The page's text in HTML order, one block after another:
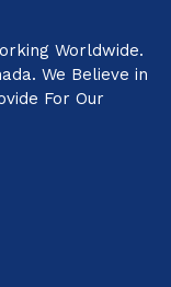
Worldwide.
We Believe in
For Our